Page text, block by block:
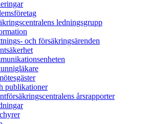
ledningsgrupp
och försäkringsärenden
publikationer
årsrapporter